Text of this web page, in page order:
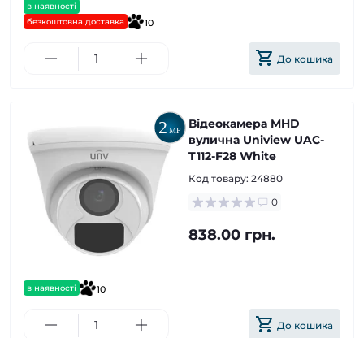
в наявності
безкоштовна доставка
10
До кошика
в наявності 10
Відеокамера MHD
вулична Uniview UAC-
T112-F28 White
Код товару: 24880
0
838.00 грн.
До кошика